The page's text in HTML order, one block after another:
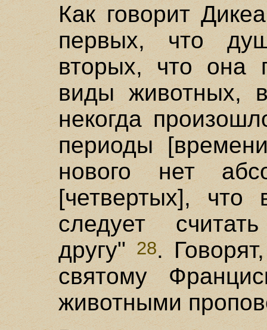
Как говорит
первых, что
вторых, что она
виды животных,
некогда
периоды
нового нет
[четвертых], что
следует
другу" 28.
святому
животными